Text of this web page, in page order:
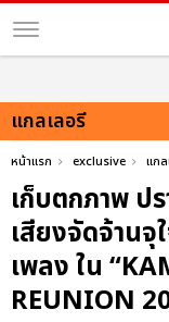
แกลเลอรี
หน้าแรก exclusive แก
เก็บตกภาพ ป
เสียงจัดจ้านจุ
เพลง ใน
REUNION